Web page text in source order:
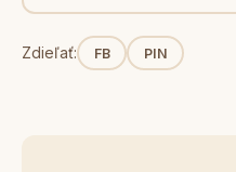
Zdieľať: FB PIN